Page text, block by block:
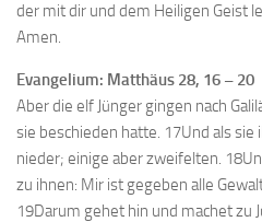
der mit dir und dem Heiligen Geist
Amen.
Evangelium: Matthäus 28, 16 – 20
Aber die elf Jünger gingen nach
sie beschieden hatte. 17Und als sie
nieder; einige aber zweifelten.
zu ihnen: Mir ist gegeben alle
19Darum gehet hin und machet zu